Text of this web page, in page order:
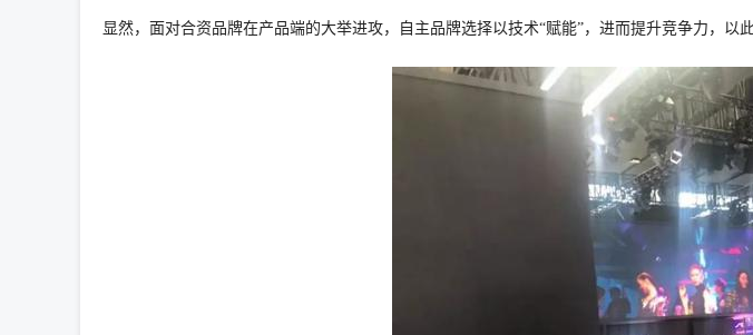
显然，面对合资品牌在产品端的大举进攻，自主品牌选择以技术“赋能”，进而提升竞争力，以